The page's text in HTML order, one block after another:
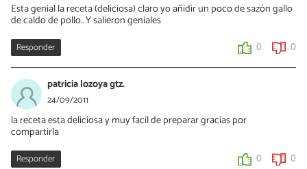
Esta genial la receta (deliciosa) claro yo añidir un poco de sazón gallo
de caldo de pollo.. Y salieron geniales
Responder 0 0
patricia lozoya gtz.
24/09/2011
la receta esta deliciosa y muy facil de preparar gracias por
compartirla
Responder 0 0